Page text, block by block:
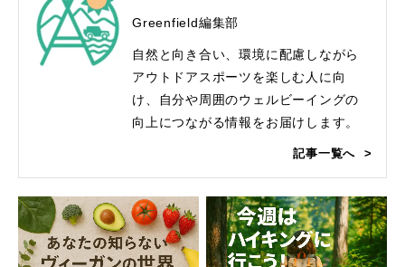
Greenfield編集部
自然と向き合い、環境に配慮しながら
アウトドアスポーツを楽しむ人に向
け、自分や周囲のウェルビーイングの
向上につながる情報をお届けします。
記事一覧へ